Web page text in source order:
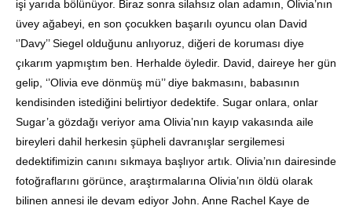
işi yarıda bölünüyor. Biraz sonra silahsız olan adamın, Olivia’nın
üvey ağabeyi, en son çocukken başarılı oyuncu olan David
‘’Davy’’ Siegel olduğunu anlıyoruz, diğeri de koruması diye
çıkarım yapmıştım ben. Herhalde öyledir. David, daireye her gün
gelip, ‘’Olivia eve dönmüş mü’’ diye bakmasını, babasının
kendisinden istediğini belirtiyor dedektife. Sugar onlara, onlar
Sugar’a gözdağı veriyor ama Olivia’nın kayıp vakasında aile
bireyleri dahil herkesin şüpheli davranışlar sergilemesi
dedektifimizin canını sıkmaya başlıyor artık. Olivia’nın dairesinde
fotoğraflarını görünce, araştırmalarına Olivia’nın öldü olarak
bilinen annesi ile devam ediyor John. Anne Rachel Kaye de